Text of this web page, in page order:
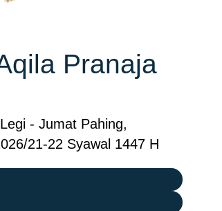
Pranaja
- Jumat Pahing,
21-22 Syawal 1447 H